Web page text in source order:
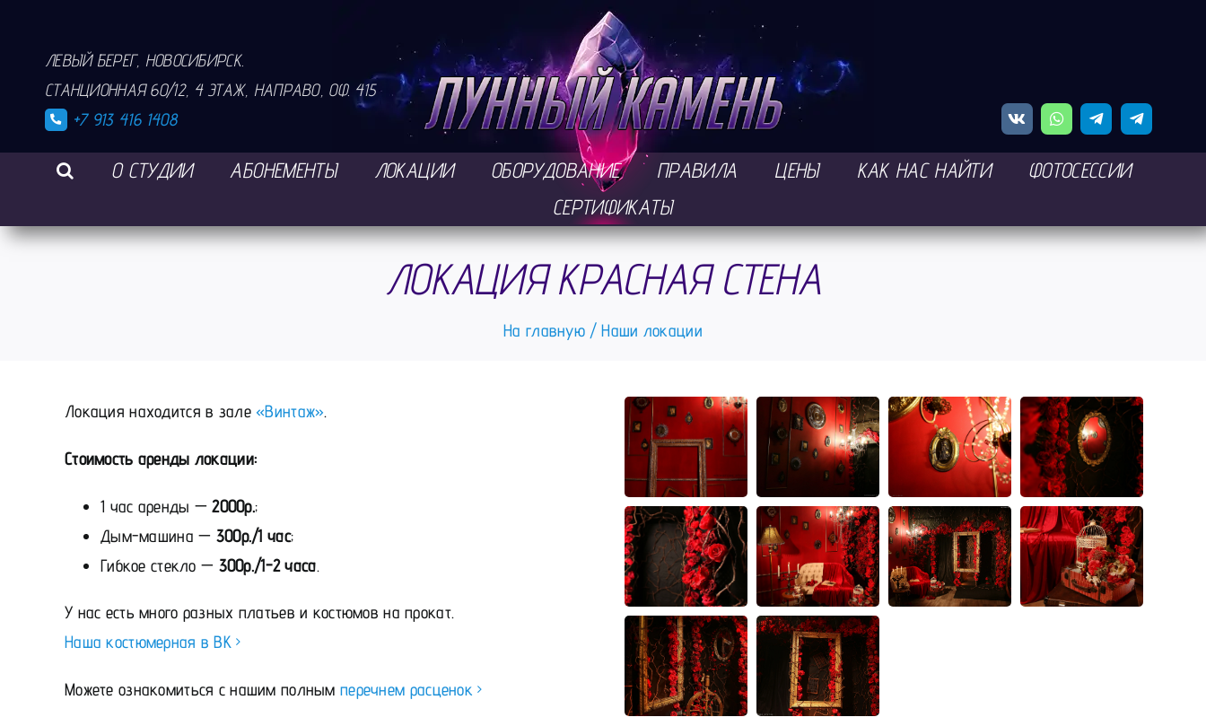
content
ЛЕВЫЙ БЕРЕГ, НОВОСИБИРСК.
СТАНЦИОННАЯ 60/12, 4 ЭТАЖ, НАПРАВО, ОФ. 415
+7 913 416 1408
О СТУДИИ АБОНЕМЕНТЫ ЛОКАЦИИ ОБОРУДОВАНИЕ ПРАВИЛА ЦЕНЫ КАК НАС НАЙТИ
ФОТОСЕССИИ
СЕРТИФИКАТЫ
ЛОКАЦИЯ КРАСНАЯ СТЕНА
На главную Наши локации
Локация находится в зале«Винтаж».
Стоимость аренды локации:
1 час аренды —2000р.;
Дым-машина — 300р./1 час;
Гибкое стекло — 300р./1-2 часа.
У нас есть много разных платьев и костюмов на прокат.
Наша костюмерная в ВК
Можете ознакомиться с нашим полнымперечнем расценок